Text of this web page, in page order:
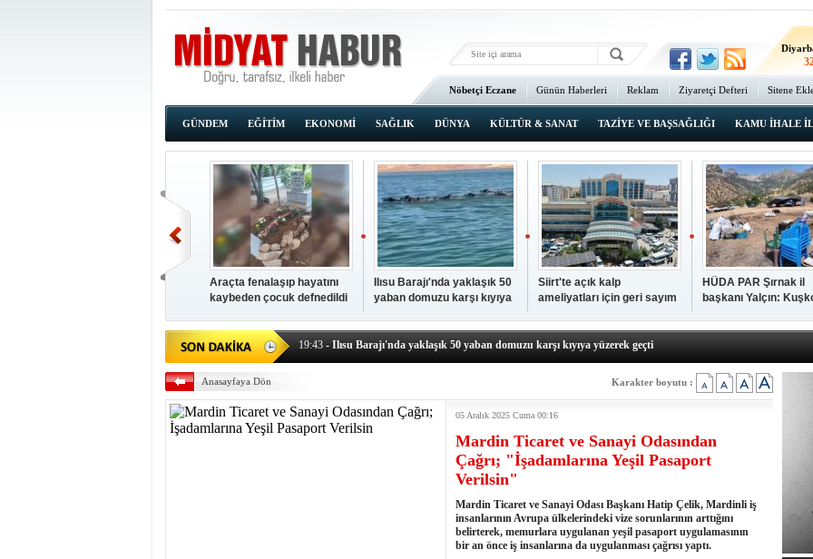
Nöbetçi Eczane Günün Haberleri Reklam Ziyaretçi Defteri
Sitene
Ana Sayfa
GÜNDEM
EĞİTİM EKONOMİ SAĞLIK DÜNYA KÜLTÜR & SANAT TAZİYE VE BAŞSAĞLIĞI KAMU İHALE
Araçta fenalaşıp hayatını
kaybeden çocuk defnedildi
Ilısu Barajı'nda yaklaşık 50
yaban domuzu karşı kıyıya
Siirt'te açık kalp
ameliyatları için geri sayım
HÜDA PAR Şırnak il
başkanı Yalçın:
dönmek istiyor
- OKUMAK İÇİN TIKLAYIN
19:43 - Ilısu Barajı'nda yaklaşık 50 yaban domuzu karşı kıyıya yüzerek geçti
19:42- Hacıoğlu: UMKE ekipleri bilgi, cesaret ve fedakârlıklarıyla hayat kurtarıyor
19:08- HÜDA PAR Şırnak il başkanı Yalçın: Kuşkonar Köyü sakinleri, köylerine dönmek
istiyor
19:06- Öter: Maneviyatı ve ahlaki yapıyı bozan en büyük olumsuzluklardan biri de sanal
- MARSU, Kabala Mahallesi'nin Yaklaşık 40 Yıllık Ana İsale Hattını Yeniliyor
- VEFAT • Mehmet Ata Baştuğ
- Mardin’de yangına müdahale eden itfaiye aracının altında kalan itfaiye eri öldü
- Başkan Genç, Şırnak'ta dönel kavşak çağrısını yineledi
- Bakan Memişoğlu: 500 yataklı hastanemizi 2027'nin ikinci yarısında hizmete açacağız
- Bitlis'te bir kişinin hayatını kaybettiği husumet barışla son buldu
- Öter: Çiftçinin kullandığı mazot, gübre ve ilaçtan ÖTV ve KDV alınmamalı
Anasayfaya Dön Karakter boyutu :
05 Aralık 2025 Cuma 00:16
Mardin Ticaret ve Sanayi Odasından
Çağrı; "İşadamlarına Yeşil Pasaport
Verilsin"
Mardin Ticaret ve Sanayi Odası Başkanı Hatip Çelik, Mardinli iş
insanlarının Avrupa ülkelerindeki vize sorunlarının arttığını
belirterek, memurlara uygulanan yeşil pasaport uygulamasının
bir an önce iş insanlarına da uygulanması çağrısı yaptı.